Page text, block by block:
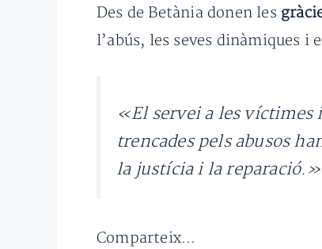
Des de Betània donen les
l’abús, les seves dinàmiques i
«El servei a les víctimes
trencades pels abusos
la justícia i la reparació.»
Comparteix...